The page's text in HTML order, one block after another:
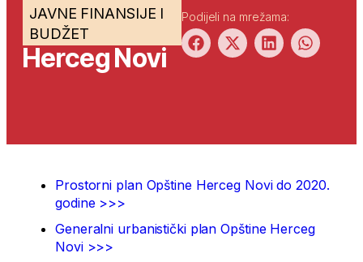
JAVNE FINANSIJE I
BUDŽET
Herceg Novi
Podijeli na mrežama:
Prostorni plan Opštine Herceg Novi do 2020.
godine >>>
Generalni urbanistički plan Opštine Herceg
Novi >>>